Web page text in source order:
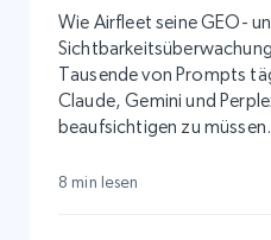
Wie Airfleet seine GEO-
Tausende von Prompts
Claude, Gemini und
beaufsichtigen zu müssen.
8 min lesen